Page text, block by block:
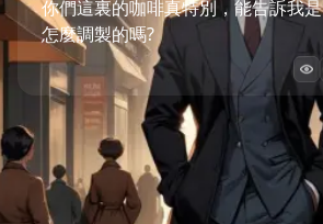
你們這裏的咖啡真特別，能告訴我是
怎麼調製的嗎?